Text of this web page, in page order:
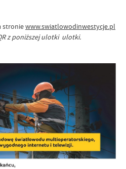
stroniewww.swiatlowodinwestycje.pl
z poniższej ulotki ulotki.